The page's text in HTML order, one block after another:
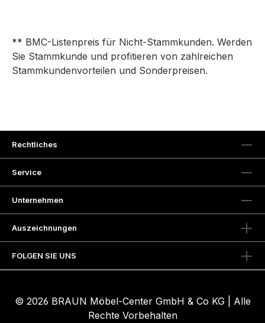
** BMC-Listenpreis für Nicht-Stammkunden. Werden
Sie Stammkunde und profitieren von zahlreichen
Stammkundenvorteilen und Sonderpreisen.
Rechtliches
Service
Unternehmen
Auszeichnungen
FOLGEN SIE UNS
© 2026 BRAUN Möbel-Center GmbH & Co KG | Alle
Rechte Vorbehalten